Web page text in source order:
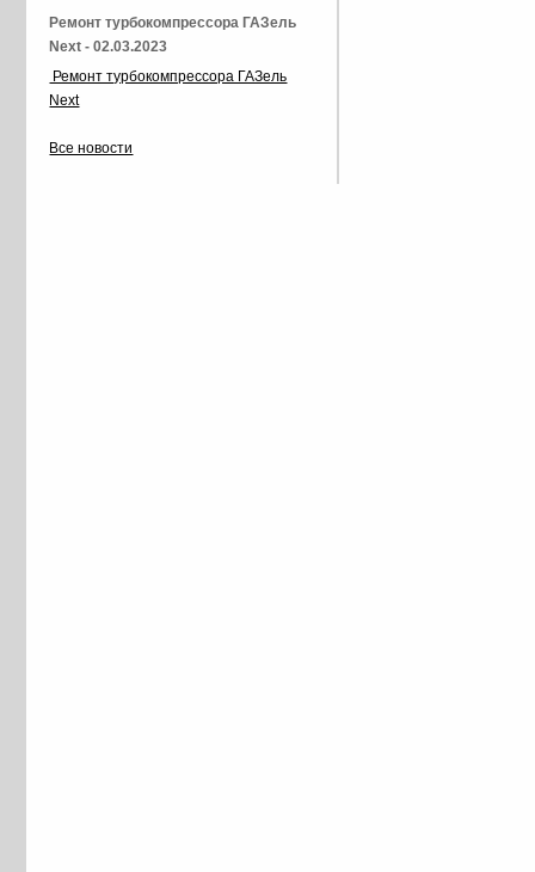
Ремонт турбокомпрессора ГАЗель
Next - 02.03.2023
Ремонт турбокомпрессора ГАЗель
Next
Все новости